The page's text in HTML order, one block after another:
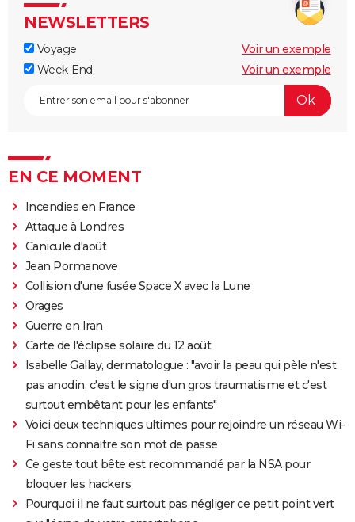
NEWSLETTERS
Voyage
Voir un exemple
Week-End
Voir un exemple
EN CE MOMENT
Incendies en France
Attaque à Londres
Canicule d'août
Jean Pormanove
Collision d'une fusée Space X avec la Lune
Orages
Guerre en Iran
Carte de l'éclipse solaire du 12 août
Isabelle Gallay, dermatologue : "avoir la peau qui pèle n'est
pas anodin, c'est le signe d'un gros traumatisme et c'est
surtout embêtant pour les enfants"
Voici deux techniques ultimes pour rejoindre un réseau Wi-
Fi sans connaitre son mot de passe
Ce geste tout bête est recommandé par la NSA pour
bloquer les hackers
Pourquoi il ne faut surtout pas négliger ce petit point vert